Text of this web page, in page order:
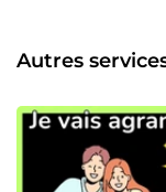
Amélioration de
Retouches pour
Ajustements
Grâce à mon
l'importance
vous aider à
Autres